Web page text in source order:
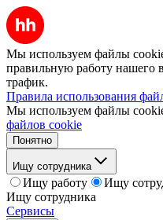
Мы используем файлы
правильную работу нашего
трафик.
Правила использования
Мы используем файлы
файлов cookie
Понятно
Ищу сотрудника
Ищу работу
Ищу
Ищу сотрудника
Сервисы